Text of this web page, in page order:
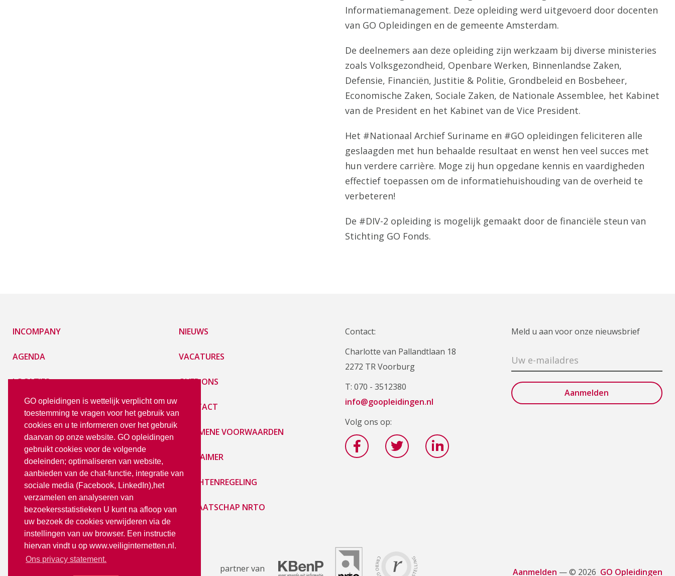
GO opleidingen is wettelijk verplicht om uw
toestemming te vragen voor het gebruik van
cookies en u te informeren over het gebruik
daarvan op onze website. GO opleidingen
gebruikt cookies voor de volgende
doeleinden; optimaliseren van website,
aanbieden van de chat-functie, integratie van
sociale media (Facebook, LinkedIn),het
verzamelen en analyseren van
bezoekersstatistieken U kunt na afloop van
uw bezoek de cookies verwijderen via de
instellingen van uw browser. Een instructie
hiervan vindt u op www.veiliginternetten.nl.
Ons privacy statement.
Informatiemanagement. Deze opleiding werd uitgevoerd door docenten
van GO Opleidingen en de gemeente Amsterdam.
De deelnemers aan deze opleiding zijn werkzaam bij diverse ministeries
zoals Volksgezondheid, Openbare Werken, Binnenlandse Zaken,
Defensie, Financiën, Justitie & Politie, Grondbeleid en Bosbeheer,
Economische Zaken, Sociale Zaken, de Nationale Assemblee, het Kabinet
van de President en het Kabinet van de Vice President.
Het #Nationaal Archief Suriname en #GO opleidingen feliciteren alle
geslaagden met hun behaalde resultaat en wenst hen veel succes met
hun verdere carrière. Moge zij hun opgedane kennis en vaardigheden
effectief toepassen om de informatiehuishouding van de overheid te
verbeteren!
De #DIV-2 opleiding is mogelijk gemaakt door de financiële steun van
Stichting GO Fonds.
INCOMPANY
AGENDA
LOCATIES
E-LEARNING
PRIVACY STATEMENT
LoGO
NIEUWS
VACATURES
OVER ONS
CONTACT
ALGEMENE VOORWAARDEN
DISCLAIMER
KLACHTENREGELING
LIDMAATSCHAP NRTO
Meld u aan voor onze nieuwsbrief
Contact:
Charlotte van Pallandtlaan 18
2272 TR Voorburg
T: 070 - 3512380
info@goopleidingen.nl
Volg ons op:
partner van Aanmelden — © 2026 GO Opleidingen